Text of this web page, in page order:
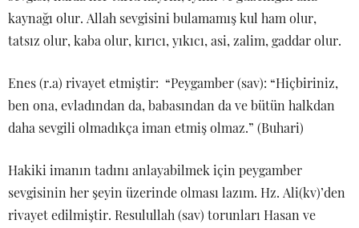
kaynağı olur. Allah sevgisini bulamamış kul ham olur,
tatsız olur, kaba olur, kırıcı, yıkıcı, asi, zalim, gaddar olur.
Enes (r.a) rivayet etmiştir: “Peygamber (sav): “Hiçbiriniz,
ben ona, evladından da, babasından da ve bütün halkdan
daha sevgili olmadıkça iman etmiş olmaz.” (Buhari)
Hakiki imanın tadını anlayabilmek için peygamber
sevgisinin her şeyin üzerinde olması lazım. Hz. Ali(kv)’den
rivayet edilmiştir. Resulullah (sav) torunları Hasan ve